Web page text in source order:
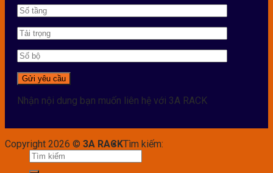
Nhận nội dung bạn muốn liên hệ với 3A RACK
Copyright 2026 © 3A RACKTìm kiếm: